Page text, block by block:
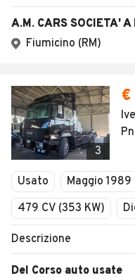
Fiumicino (RM)
3
€
Usato Maggio 1989
479 CV (353 KW)
Descrizione
Del Corso auto usate